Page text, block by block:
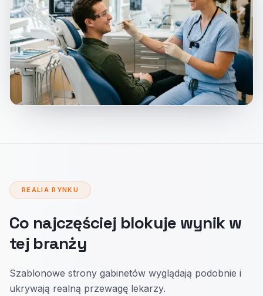
REALIA RYNKU
Co najczęściej blokuje wynik w
tej branży
Szablonowe strony gabinetów wyglądają podobnie i
ukrywają realną przewagę lekarzy.